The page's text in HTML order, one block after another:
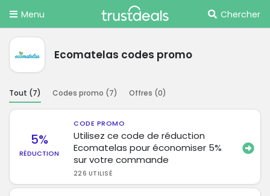
Menu Chercher
Ecomatelas codes promo
Tout (7) Codes promo (7) Offres (0)
5%
RÉDUCTION
CODE PROMO
Utilisez ce code de réduction
Ecomatelas pour économiser 5%
sur votre commande
226 UTILISÉ